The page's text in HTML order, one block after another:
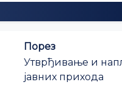
Порез
Утврђивање и
јавних прихода